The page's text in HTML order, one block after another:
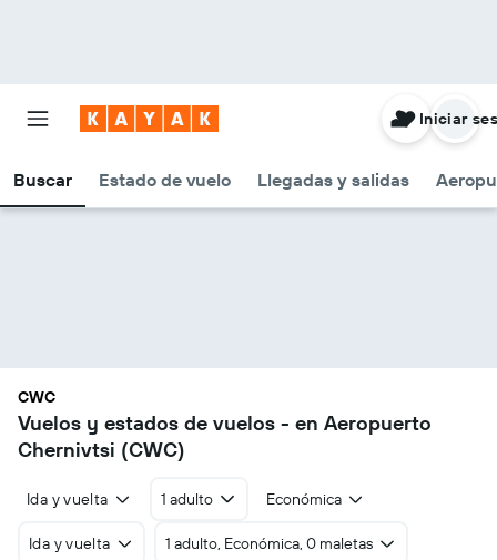
Buscar Estado de vuelo Llegadas y salidas
Iniciar
CWC
Vuelos y estados de vuelos - en Aeropuerto
Chernivtsi (CWC)
Ida y vuelta 1 adulto Económica
Ida y vuelta 1 adulto, Económica, 0 maletas